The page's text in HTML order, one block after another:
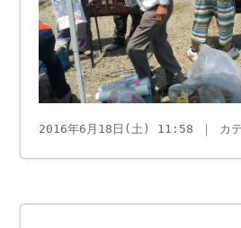
2016年6月18日(土) 11:58 ｜ カテ